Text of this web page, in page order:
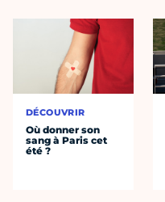
DÉCOUVRIR
Où donner son
sang à Paris cet
été ?